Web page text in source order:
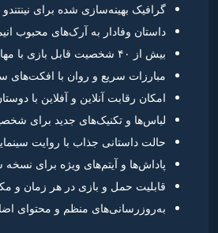
گرافیک بهینه‌سازی شده برای
داستان وفادار به آرک‌های محبوب
بیش از ۴۰ شخصیت قابل بازی با مهارت‌های ویژه
مبارزات سریع و روان با افکت‌های
امکان رقابت آنلاین و آفلاین با
لباس‌ها و تکنیک‌های جدید برای
حالت داستانی جذاب با روایت
پاداش‌ها و آیتم‌های ویژه برای نسخه
قابلیت حمل و بازی در هر زمان و
به‌روزرسانی‌های منظم و محتوای